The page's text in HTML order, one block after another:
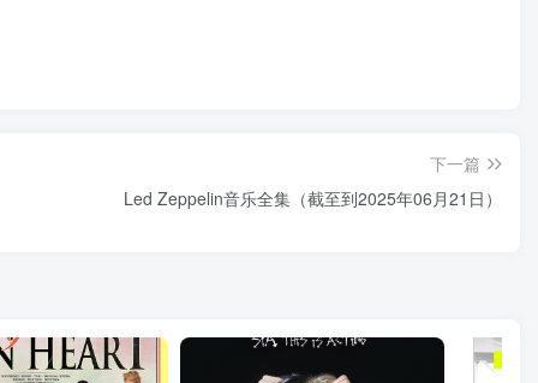
下一篇
Led Zeppelin音乐全集（截至到2025年06月21日）